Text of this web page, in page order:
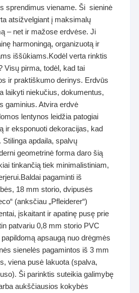
sprendimus viename. Ši sieninė
atsižvelgiant į maksimalų
– net ir mažose erdvėse. Ji
harmoningą, organizuotą ir
iššūkiams.Kodėl verta rinktis
Visų pirma, todėl, kad tai
ir praktiškumo derinys. Erdvūs
laikyti niekučius, dokumentus,
gaminius. Atvira erdvė
lentynos leidžia patogiai
ir eksponuoti dekoracijas, kad
apdaila, spalvų
geometrinė forma daro šią
tinkančią tiek minimalistiniam,
pagaminti iš
18 mm storio, dvipusės
(anksčiau „Pfleiderer“)
įskaitant ir apatinę pusę prie
patvariu 0,8 mm storio PVC
apsaugą nuo drėgmės
sienelės pagamintos iš 3 mm
viena pusė lakuota (spalva,
Ši parinktis suteikia galimybę
aukščiausios kokybės